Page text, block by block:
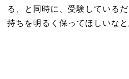
る、と同時に、受験している
持ちを明るく保ってほしいなと